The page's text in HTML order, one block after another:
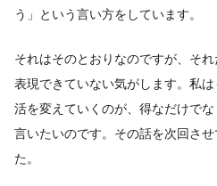
う」という言い方をしています。
それはそのとおりなのですが、そ
表現できていない気がします。私
活を変えていくのが、得なだけで
言いたいのです。その話を次回さ
た。